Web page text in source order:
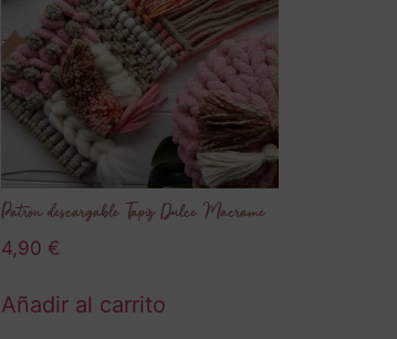
Patrón descargable Tapiz Dulce Macramé
4,90 €
Añadir al carrito